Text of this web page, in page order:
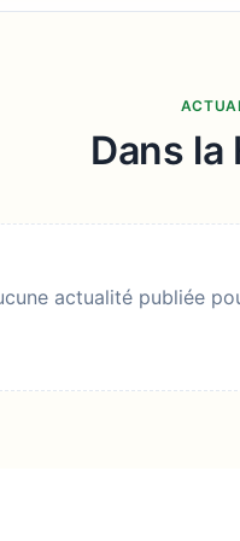
Dans
actualité publiée